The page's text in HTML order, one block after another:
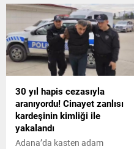
Yıl Projeler Sunumu
toplantısında, Kayseri için
hazırladıkları projelerini
anlattı.
30 yıl hapis cezasıyla
aranıyordu! Cinayet zanlısı
kardeşinin kimliği ile
yakalandı
Adana’da kasten adam